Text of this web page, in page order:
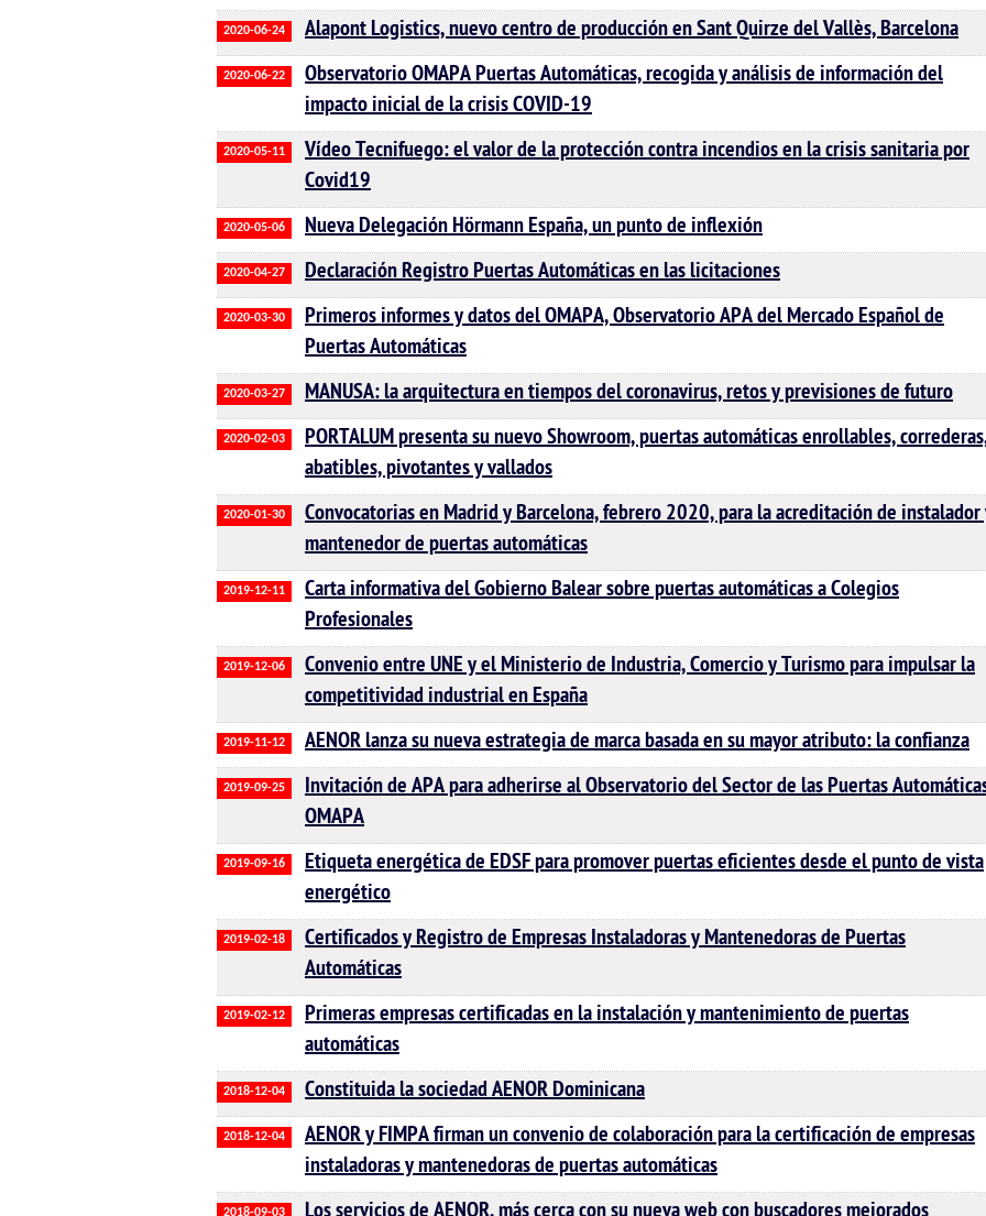
2020-06-24 Alapont Logistics, nuevo centro de producción en Sant Quirze del Vallès, Barcelona
2020-06-22
Observatorio OMAPA Puertas Automáticas, recogida y análisis de información del
impacto inicial de la crisis COVID-19
2020-05-11
Vídeo Tecnifuego: el valor de la protección contra incendios en la crisis sanitaria por
Covid19
2020-05-06 Nueva Delegación Hörmann España, un punto de inflexión
2020-04-27 Declaración Registro Puertas Automáticas en las licitaciones
2020-03-30
Primeros informes y datos del OMAPA, Observatorio APA del Mercado Español de
Puertas Automáticas
2020-03-27 MANUSA: la arquitectura en tiempos del coronavirus, retos y previsiones de futuro
2020-02-03
PORTALUM presenta su nuevo Showroom, puertas automáticas enrollables,
abatibles, pivotantes y vallados
2020-01-30
Convocatorias en Madrid y Barcelona, febrero 2020, para la acreditación de instalador
mantenedor de puertas automáticas
2019-12-11
Carta informativa del Gobierno Balear sobre puertas automáticas a Colegios
Profesionales
2019-12-06
Convenio entre UNE y el Ministerio de Industria, Comercio y Turismo para impulsar la
competitividad industrial en España
2019-11-12 AENOR lanza su nueva estrategia de marca basada en su mayor atributo: la confianza
2019-09-25
Invitación de APA para adherirse al Observatorio del Sector de las Puertas
OMAPA
2019-09-16
Etiqueta energética de EDSF para promover puertas eficientes desde el punto de vista
energético
2019-02-18
Certificados y Registro de Empresas Instaladoras y Mantenedoras de Puertas
Automáticas
2019-02-12
Primeras empresas certificadas en la instalación y mantenimiento de puertas
automáticas
2018-12-04 Constituida la sociedad AENOR Dominicana
2018-12-04
AENOR y FIMPA firman un convenio de colaboración para la certificación de empresas
instaladoras y mantenedoras de puertas automáticas
2018-09-03